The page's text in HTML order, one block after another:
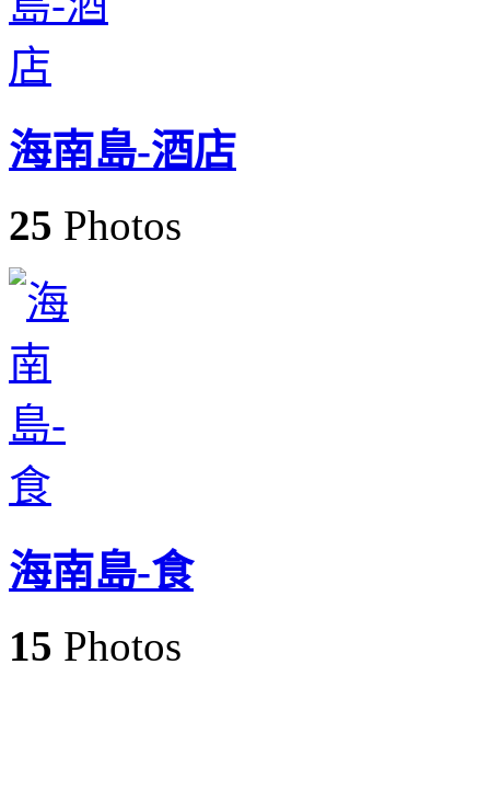
海南島-酒店
25 Photos
海南島-食
15 Photos